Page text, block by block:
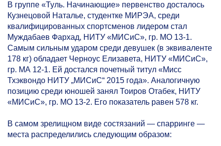
В группе «Туль. Начинающие» первенство досталось
Кузнецовой Наталье, студентке МИРЭА, среди
квалифицированных спортсменов лидером стал
Муждабаев Фархад, НИТУ «МИСиС», гр. МО 13-1.
Самым сильным ударом среди девушек (в эквиваленте
178 кг) обладает Черноус Елизавета, НИТУ «МИСиС»,
гр. МА 12-1. Ей достался почетный титул «Мисс
Тхэквондо НИТУ „МИСиС“ 2015 года». Аналогичную
позицию среди юношей занял Тоиров Отабек, НИТУ
«МИСиС», гр. МО 13-2. Его показатель равен 578 кг.
В самом зрелищном виде состязаний — спарринге —
места распределились следующим образом: